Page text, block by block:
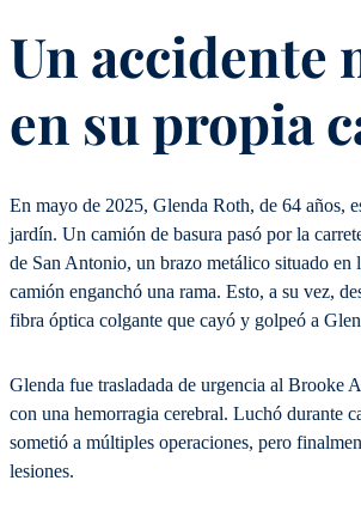
Un accidente
en su propia
En mayo de 2025, Glenda Roth, de 64 años,
jardín. Un camión de basura pasó por la
de San Antonio, un brazo metálico situado en
camión enganchó una rama. Esto, a su vez,
fibra óptica colgante que cayó y golpeó a
Glenda fue trasladada de urgencia al Brooke
con una hemorragia cerebral. Luchó durante
sometió a múltiples operaciones, pero
lesiones.